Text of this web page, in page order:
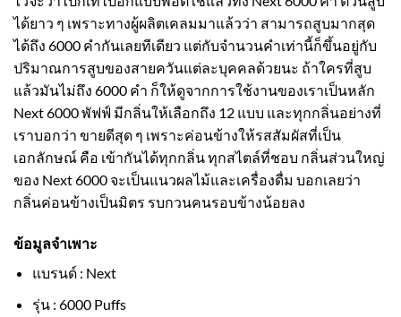
ได้ยาว ๆ เพราะทางผู้ผลิตเคลมมาแล้วว่า สามารถสูบมากสุด
ได้ถึง 6000 คำกันเลยทีเดียว แต่กับจำนวนคำเท่านี้ก็ขึ้นอยู่กับ
ปริมาณการสูบของสายควันแต่ละบุคคลด้วยนะ ถ้าใครที่สูบ
แล้วมันไม่ถึง 6000 คำ ก็ให้ดูจากการใช้งานของเราเป็นหลัก
Next 6000 พัฟฟ์ มีกลิ่นให้เลือกถึง 12 แบบ และทุกกลิ่นอย่างที่
เราบอกว่า ขายดีสุด ๆ เพราะค่อนข้างให้รสสัมผัสที่เป็น
เอกลักษณ์ คือ เข้ากันได้ทุกกลิ่น ทุกสไตล์ที่ชอบ กลิ่นส่วนใหญ่
ของ Next 6000 จะเป็นแนวผลไม้และเครื่องดื่ม บอกเลยว่า
กลิ่นค่อนข้างเป็นมิตร รบกวนคนรอบข้างน้อยลง
ข้อมูลจำเพาะ
แบรนด์ : Next
รุ่น : 6000 Puffs